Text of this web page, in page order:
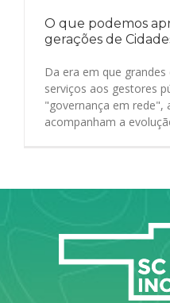
O que podemos
gerações de
Da era em que
serviços aos gestores
"governança em rede",
acompanham a